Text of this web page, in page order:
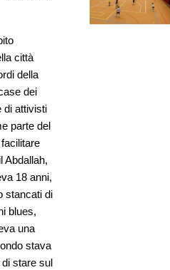
città
della
dei
di attivisti
parte del
Abdallah,
18 anni,
stancati di
blues,
una
stava
stare sul